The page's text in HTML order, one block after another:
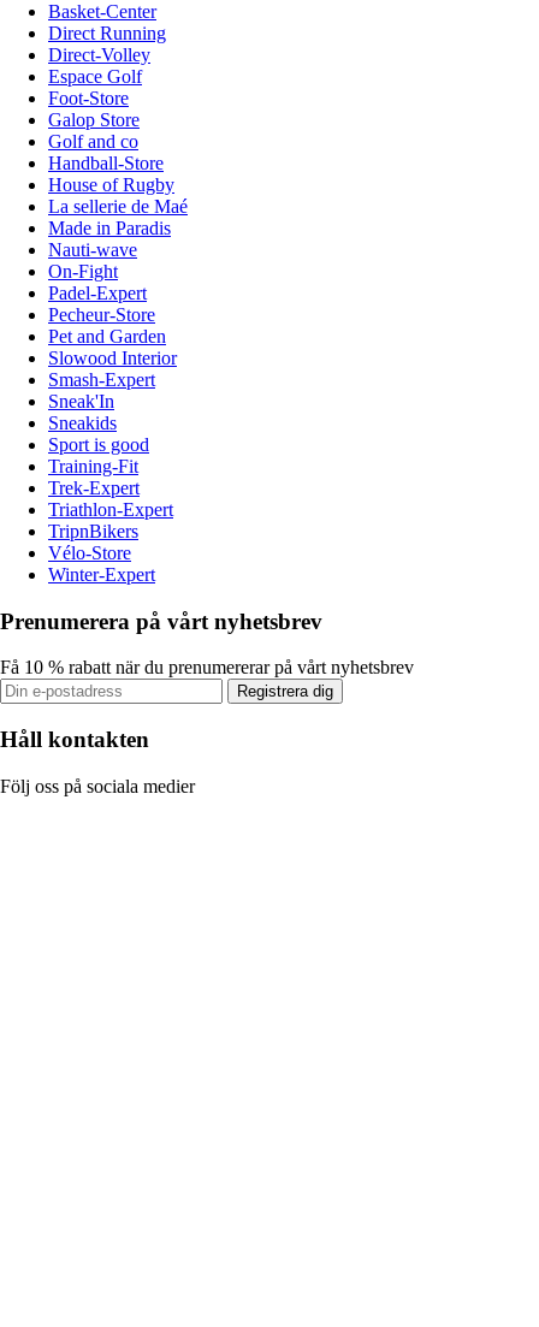
Basket-Center
Direct Running
Direct-Volley
Espace Golf
Foot-Store
Galop Store
Golf and co
Handball-Store
House of Rugby
La sellerie de Maé
Made in Paradis
Nauti-wave
On-Fight
Padel-Expert
Pecheur-Store
Pet and Garden
Slowood Interior
Smash-Expert
Sneak'In
Sneakids
Sport is good
Training-Fit
Trek-Expert
Triathlon-Expert
TripnBikers
Vélo-Store
Winter-Expert
Prenumerera på vårt nyhetsbrev
Få 10 % rabatt när du prenumererar på vårt nyhetsbrev
Registrera dig
Håll kontakten
Följ oss på sociala medier